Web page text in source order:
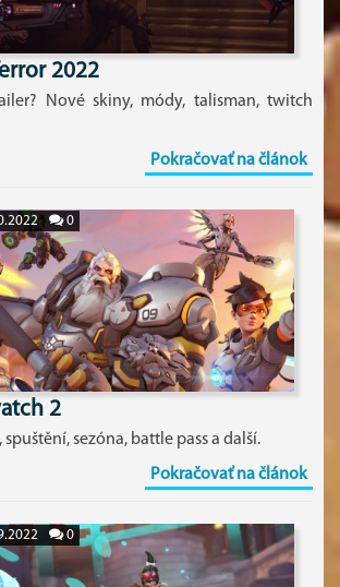
2022
Nové skiny, módy, talisman, twitch
Pokračovať na článok
0
2
sezóna, battle pass a další.
Pokračovať na článok
0